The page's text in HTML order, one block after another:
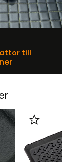
till
Lägg